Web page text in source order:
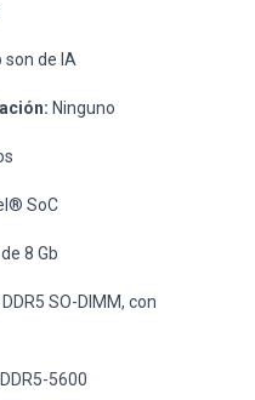
son de IA
Ninguno
SoC
8 Gb
SO-DIMM, con
5600